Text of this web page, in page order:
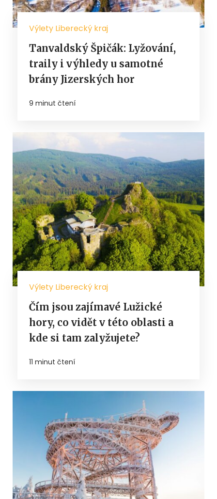
Výlety Liberecký kraj
Tanvaldský Špičák: Lyžování,
traily i výhledy u samotné
brány Jizerských hor
9 minut čtení
Výlety Liberecký kraj
Čím jsou zajímavé Lužické
hory, co vidět v této oblasti a
kde si tam zalyžujete?
11 minut čtení